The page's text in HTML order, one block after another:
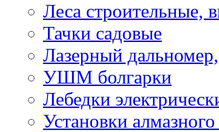
Леса строительные,
Тачки садовые
Лазерный дальномер,
УШМ болгарки
Лебедки
Установки